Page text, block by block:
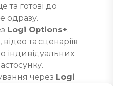
та готові до
одразу.
Logi Options+.
та сценаріїв
індивідуальних
через Logi